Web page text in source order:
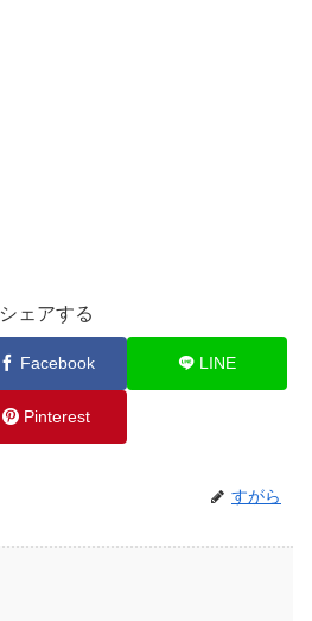
シェアする
Facebook LINE
Pinterest
すがら